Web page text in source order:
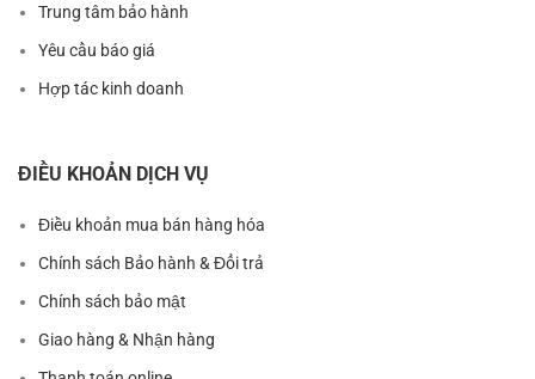
Trung tâm bảo hành
Yêu cầu báo giá
Hợp tác kinh doanh
ĐIỀU KHOẢN DỊCH VỤ
Điều khoản mua bán hàng hóa
Chính sách Bảo hành & Đổi trả
Chính sách bảo mật
Giao hàng & Nhận hàng